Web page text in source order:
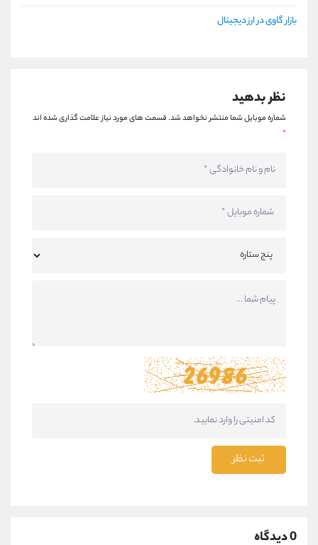
بازار گاوی در ارز دیجیتال
نظر بدهید
شماره موبایل شما منتشر نخواهد شد.قسمت های مورد نیاز علامت گذاری شده اند
*
ثبت نظر
0 دیدگاه